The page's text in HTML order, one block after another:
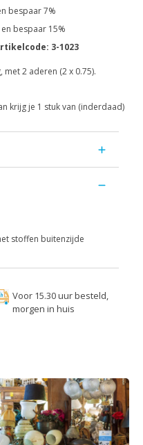
bespaar 7%
bespaar 15%
3-1023
2 aderen (2 x 0.75).
krijg je 1 stuk van (inderdaad)
stoffen buitenzijde
Voor 15.30 uur besteld,
morgen in huis